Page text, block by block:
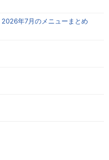
年7月のメニューまとめ